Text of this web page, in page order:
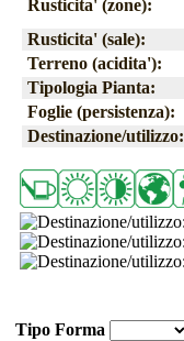
Rusticita' (zone):
Rusticita' (sale):
Terreno (acidita'):
Tipologia Pianta:
Foglie (persistenza):
Destinazione/utilizzo:
Tipo Forma